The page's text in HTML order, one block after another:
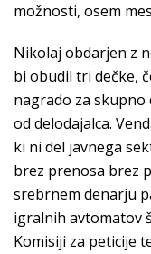
možnosti, osem
Nikolaj obdarjen z
bi obudil tri dečke,
nagrado za
od delodajalca.
ki ni del javnega
brez prenosa brez
srebrnem denarju
igralnih avtomatov
Komisiji za peticije